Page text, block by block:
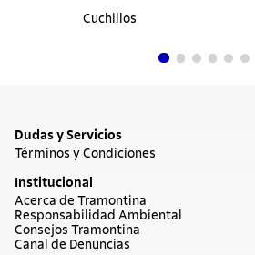
Cuchillos
Dudas y Servicios
Términos y Condiciones
Institucional
Acerca de Tramontina
Responsabilidad Ambiental
Consejos Tramontina
Canal de Denuncias